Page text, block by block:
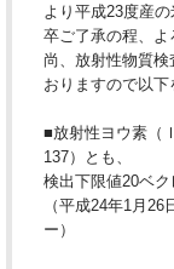
より平成23度産
卒ご了承の程、よ
尚、放射性物質
おりますので以下
■放射性ヨウ素（
137）とも、
検出下限値20ベク
（平成24年1月
ー）